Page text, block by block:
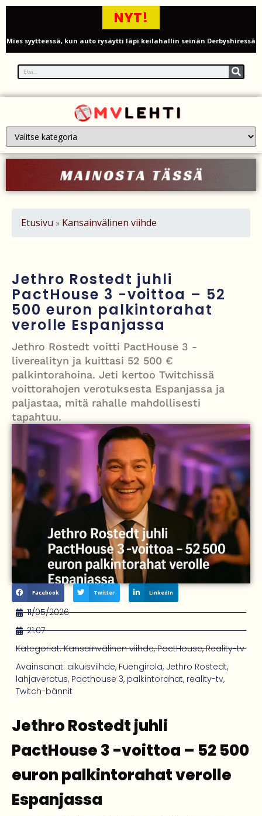
NYT!
Mies syytteessä, kun auto rysäytti läpi keilahallin seinän Derbyshiressä
New Yorkin NBA-mestaruusjuhlat riistäytyivät käsistä – teini ammuttiin
ja busseja sytytettiin tuleen Manhattanilla
Kimi ja Minttu Räikkönen juhlivat 10-vuotishääpäiväänsä – näin F1-
Nigel Farage vaatii ulkomaalaisten sulkemista pois sosiaalisesta
Justin Trudeau puolustautuu kritiikiltä – valitsi Katy Perryn
Turistijuna kaatui Cártaman tapasjuhlilla – 17 loukkaantui Espanjassa
Työläistaustainen kansanedustaja avaa 30-vuotisen taistelunsa
kuukautisterveyden ja endometrioosin hoidon puolesta
PT Vatanen antoi porttikiellon Juhana Tegelbergille – tiukka
välienselvittely PTV Gymillä tallentui videolle
Etusivu » Kansainvälinen viihde
Jethro Rostedt juhli
PactHouse 3 -voittoa – 52
500 euron palkintorahat
verolle Espanjassa
Jethro Rostedt voitti PactHouse 3 -
liverealityn ja kuittasi 52 500 €
palkintorahoina. Jeti kertoo Twitchissä
voittorahojen verotuksesta Espanjassa ja
paljastaa, mitä rahalle mahdollisesti
tapahtuu.
Facebook Twitter LinkedIn
11/05/2026
21:07
Kategoriat: Kansainvälinen viihde,PactHouse,Reality-tv
Avainsanat: aikuisviihde, Fuengirola, Jethro Rostedt,
lahjaverotus, Pacthouse 3, palkintorahat, reality-tv,
Twitch-bännit
Jethro Rostedt juhli
PactHouse 3 -voittoa – 52 500
euron palkintorahat verolle
Espanjassa